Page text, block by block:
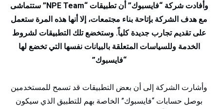
وأفادت شركة “فايسبوك” أن تطبيقات “NPE Team” ستتماشى
مع هدف الشركة بإتاحة بناء مجتمعات، إلا أنها هذه المرة ستعمل
على تقديم تجارب جديدة كلياً. وستخضع تلك التطبيقات لشروط
الخدمة وللسياسات المتعلقة بالبيانات نفسها التي تخضع لها
“فايسبوك”
وأشارت الشركة إلى أن بعض التطبيقات قد تسمح للمستخدمين
بوصل حسابات “فايسبوك” الخاصة بهم للتطبيق الذي سيكون